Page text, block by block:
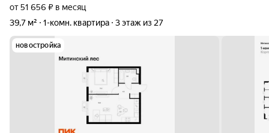
от 51 656 ₽ в месяц
39,7 м²
1-комн. квартира 3 этаж из 27
новостройка